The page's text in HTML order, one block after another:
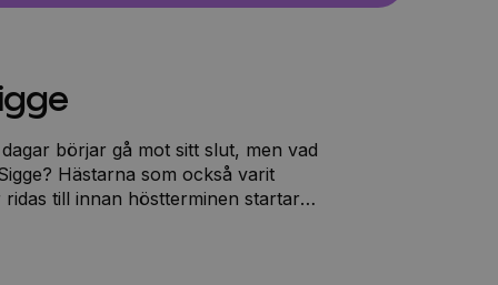
börjar gå mot sitt slut, men vad
Hästarna som också varit
till innan höstterminen startar
och träning för